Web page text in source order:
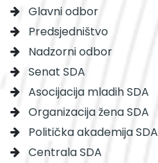
Glavni odbor
Predsjedništvo
Nadzorni odbor
Senat SDA
Asocijacija mladih SDA
Organizacija žena SDA
Politička akademija SDA
Centrala SDA